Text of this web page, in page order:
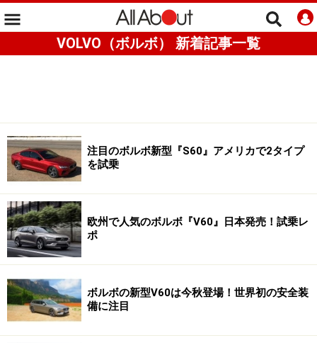
VOLVO（ボルボ） 新着記事一覧
注目のボルボ新型『S60』アメリカで2タイプ
を試乗
欧州で人気のボルボ『V60』日本発売！試乗レ
ポ
ボルボの新型V60は今秋登場！世界初の安全装
備に注目